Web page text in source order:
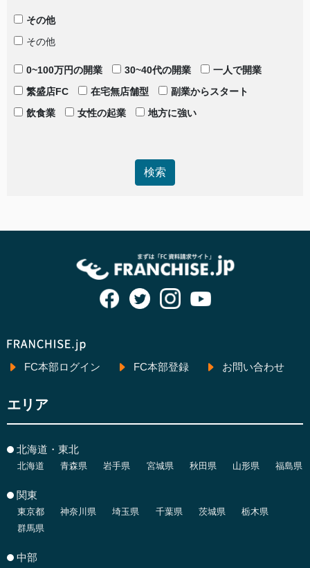
その他
その他
0~100万円の開業 30~40代の開業
一人で開業
繁盛店FC
在宅無店舗型
副業からスタート
飲食業
女性の起業 地方に強い
FC本部ログイン FC本部登録 お問い合わせ
エリア
北海道・東北
北海道 青森県 岩手県 宮城県 秋田県 山形県 福島県
関東
東京都 神奈川県 埼玉県 千葉県 茨城県
栃木県
群馬県
中部